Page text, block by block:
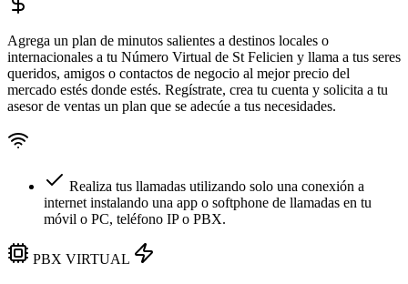
Agrega un plan de minutos salientes a destinos locales o
internacionales a tu Número Virtual de St Felicien y llama a tus seres
queridos, amigos o contactos de negocio al mejor precio del
mercado estés donde estés. Regístrate, crea tu cuenta y solicita a tu
asesor de ventas un plan que se adecúe a tus necesidades.
Realiza tus llamadas utilizando solo una conexión a
internet instalando una app o softphone de llamadas en tu
móvil o PC, teléfono IP o PBX.
PBX VIRTUAL